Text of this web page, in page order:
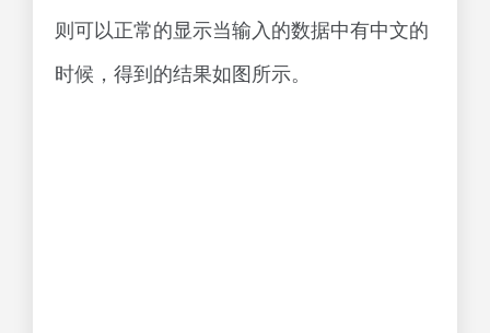
则可以正常的显示当输入的数据中有中文的
时候，得到的结果如图所示。